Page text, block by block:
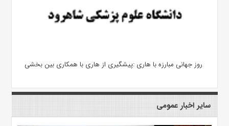
روز جهانی مبارزه با هاری :پیشگیری از هاری با همکاری بین بخشی
سایر اخبار عمومی